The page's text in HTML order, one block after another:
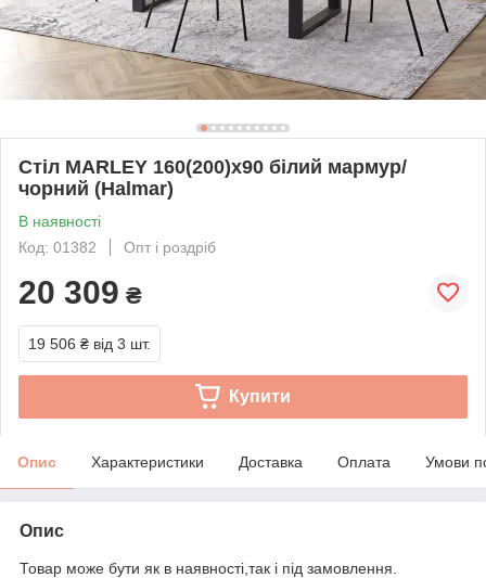
Стіл MARLEY 160(200)x90 білий мармур/
чорний (Halmar)
В наявності
Код: 01382
Опт і роздріб
20 309 ₴
19 506 ₴ від 3 шт.
Купити
Опис Характеристики Доставка Оплата Умови
Опис
Товар може бути як в наявності,так і під замовлення.